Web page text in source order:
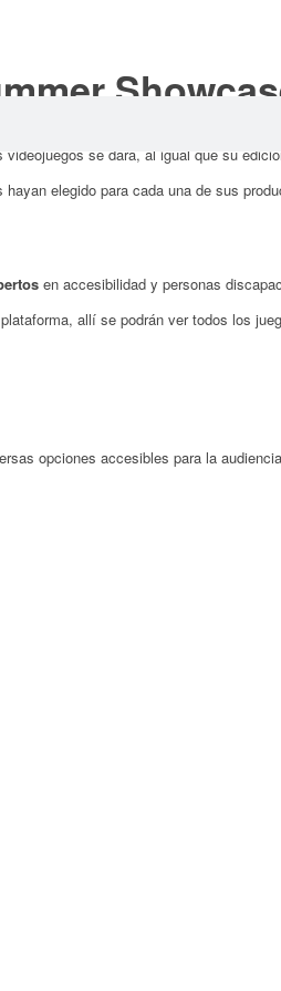
se dará, al igual que su
hayan elegido para cada una de sus
en accesibilidad y personas
allí se podrán ver todos los
opciones accesibles para la